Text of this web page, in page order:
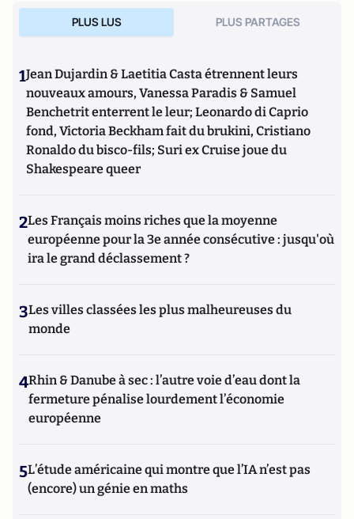
Cahiers Européens de l’Imaginaire
Longeville Surf Club.
PLUS LUS PLUS PARTAGES
1Jean Dujardin & Laetitia Casta étrennent leurs
nouveaux amours, Vanessa Paradis & Samuel
Benchetrit enterrent le leur; Leonardo di Caprio
fond, Victoria Beckham fait du brukini, Cristiano
Ronaldo du bisco-fils; Suri ex Cruise joue du
Shakespeare queer
2Les Français moins riches que la moyenne
européenne pour la 3e année consécutive : jusqu'où
ira le grand déclassement ?
3Les villes classées les plus malheureuses du
monde
4Rhin & Danube à sec : l’autre voie d’eau dont la
fermeture pénalise lourdement l’économie
européenne
5L’étude américaine qui montre que l’IA n’est pas
(encore) un génie en maths